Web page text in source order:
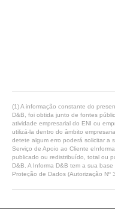
(1) A informação constante do
D&B, foi obtida junto de fontes
atividade empresarial do ENI ou
utilizá-la dentro do âmbito
detete algum erro poderá solicitar a
Serviço de Apoio ao Cliente
publicado ou redistribuído, total ou
D&B. A Informa D&B tem a sua
Proteção de Dados (Autorização Nº